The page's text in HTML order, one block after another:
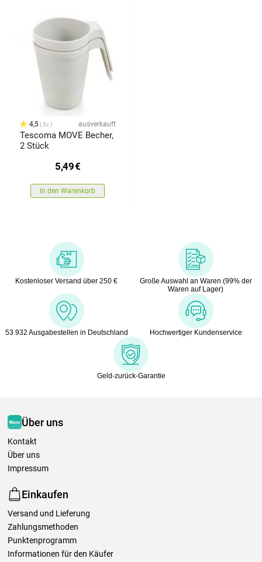
4,5 3x ausverkauft
Tescoma MOVE Becher,
2 Stück
5,49€
In den Warenkorb
Kostenloser Versand über 250 €
Große Auswahl an Waren (99% der
Waren auf Lager)
53 932 Ausgabestellen in Deutschland Hochwertiger Kundenservice
Geld-zurück-Garantie
Über uns
Kontakt
Über uns
Impressum
Einkaufen
Versand und Lieferung
Zahlungsmethoden
Punktenprogramm
Informationen für den Käufer